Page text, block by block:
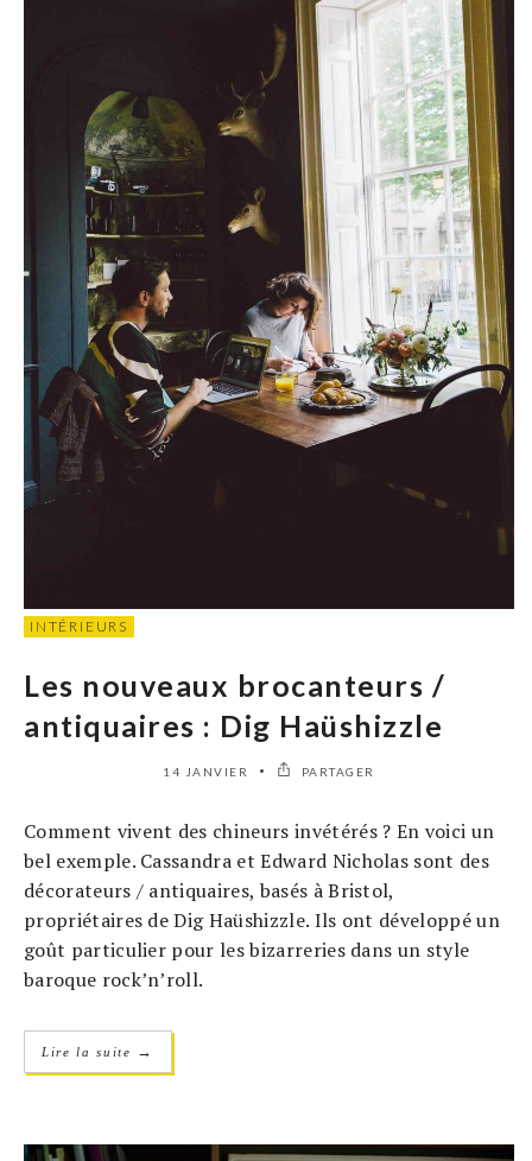
INTÉRIEURS
Les nouveaux brocanteurs /
antiquaires : Dig Haüshizzle
14 JANVIER PARTAGER
Comment vivent des chineurs invétérés ? En voici un
bel exemple. Cassandra et Edward Nicholas sont des
décorateurs / antiquaires, basés à Bristol,
propriétaires de Dig Haüshizzle. Ils ont développé un
goût particulier pour les bizarreries dans un style
baroque rock’n’roll.
Lire la suite →